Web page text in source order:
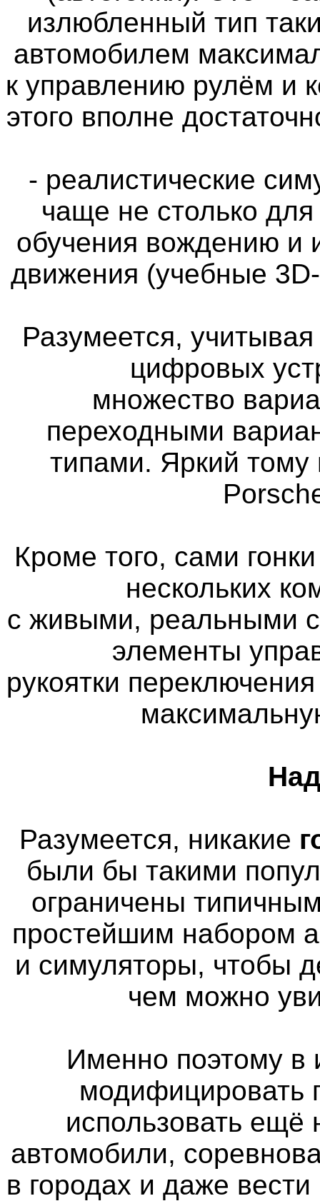
излюбленный тип
автомобилем
к управлению рулём и
этого вполне
- реалистические
чаще не столько
обучения вождению и
движения (учебные
Разумеется,
цифровых
множество
переходными
типами. Яркий
Кроме того, сами
нескольких
с живыми, реальными
элементы
рукоятки
Разумеется, никакие
были бы такими
ограничены
простейшим набором
и симуляторы, чтобы
чем можно
Именно поэтому в
модифицировать
использовать
автомобили,
в городах и даже